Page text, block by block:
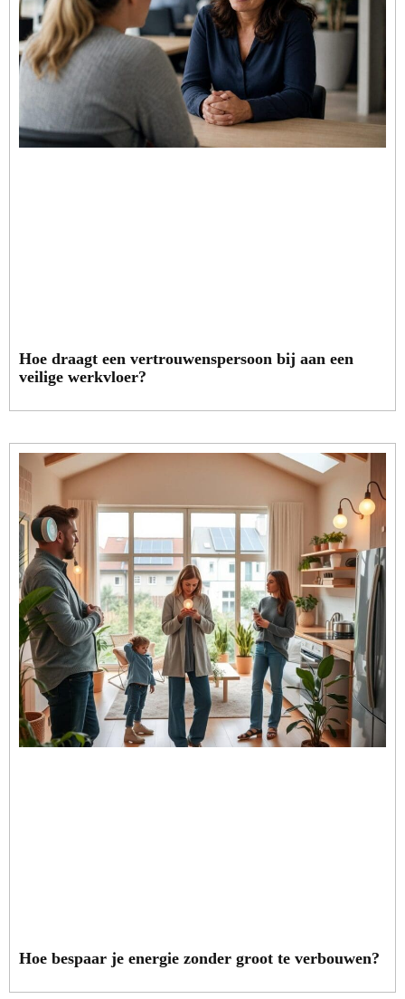
Hoe draagt een vertrouwenspersoon bij aan een
veilige werkvloer?
Hoe bespaar je energie zonder groot te verbouwen?